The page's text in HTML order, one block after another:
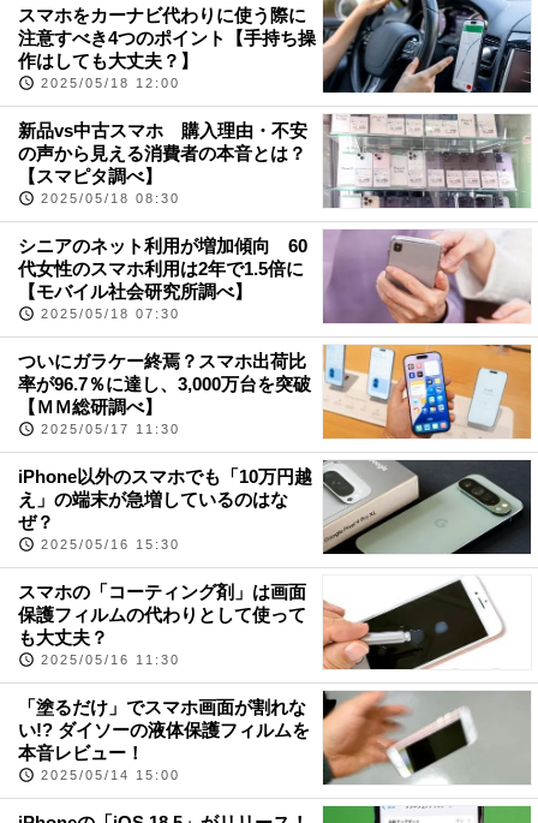
スマホをカーナビ代わりに使う際に
注意すべき4つのポイント【手持ち操
作はしても大丈夫？】
2025/05/18 12:00
新品vs中古スマホ 購入理由・不安
の声から見える消費者の本音とは？
【スマピタ調べ】
2025/05/18 08:30
シニアのネット利用が増加傾向 60
代女性のスマホ利用は2年で1.5倍に
【モバイル社会研究所調べ】
2025/05/18 07:30
ついにガラケー終焉？スマホ出荷比
率が96.7％に達し、3,000万台を突破
【ＭＭ総研調べ】
2025/05/17 11:30
iPhone以外のスマホでも「10万円越
え」の端末が急増しているのはな
ぜ？
2025/05/16 15:30
スマホの「コーティング剤」は画面
保護フィルムの代わりとして使って
も大丈夫？
2025/05/16 11:30
「塗るだけ」でスマホ画面が割れな
い!? ダイソーの液体保護フィルムを
本音レビュー！
2025/05/14 15:00